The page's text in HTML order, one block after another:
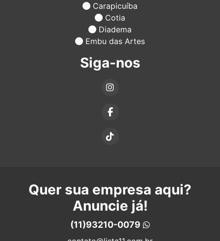
Carapicuíba
Cotia
Diadema
Embu das Artes
Siga-nos
Quer sua empresa aqui?
Anuncie já!
(11)93210-0079